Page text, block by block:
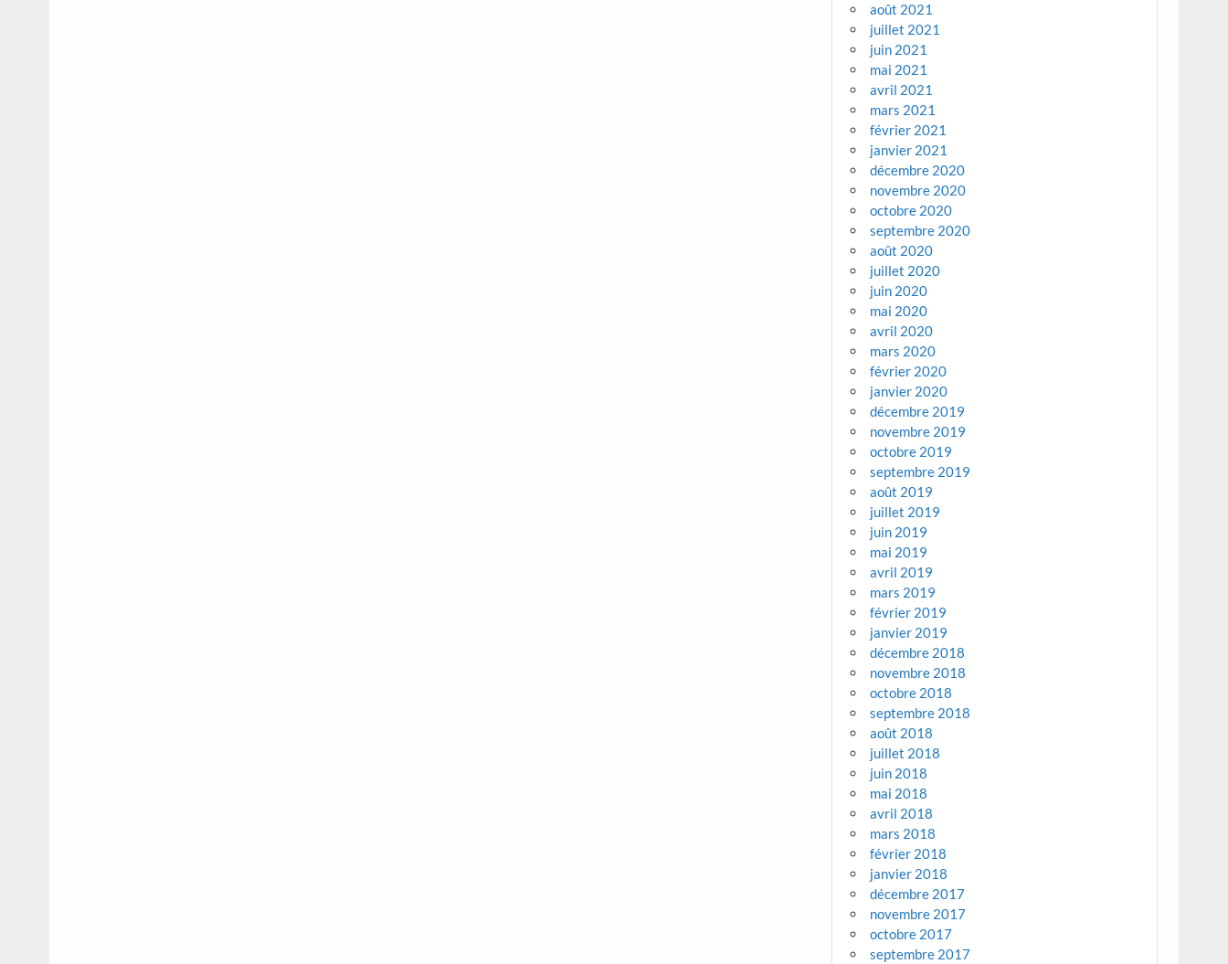
août 2021
juillet 2021
juin 2021
mai 2021
avril 2021
mars 2021
février 2021
janvier 2021
décembre 2020
novembre 2020
octobre 2020
septembre 2020
août 2020
juillet 2020
juin 2020
mai 2020
avril 2020
mars 2020
février 2020
janvier 2020
décembre 2019
novembre 2019
octobre 2019
septembre 2019
août 2019
juillet 2019
juin 2019
mai 2019
avril 2019
mars 2019
février 2019
janvier 2019
décembre 2018
novembre 2018
octobre 2018
septembre 2018
août 2018
juillet 2018
juin 2018
mai 2018
avril 2018
mars 2018
février 2018
janvier 2018
décembre 2017
novembre 2017
octobre 2017
septembre 2017